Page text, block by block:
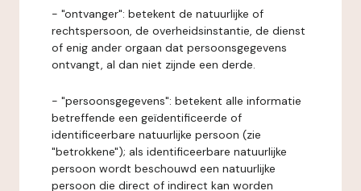
- "ontvanger": betekent de natuurlijke of
rechtspersoon, de overheidsinstantie, de dienst
of enig ander orgaan dat persoonsgegevens
ontvangt, al dan niet zijnde een derde.
- "persoonsgegevens": betekent alle informatie
betreffende een geïdentificeerde of
identificeerbare natuurlijke persoon (zie
"betrokkene"); als identificeerbare natuurlijke
persoon wordt beschouwd een natuurlijke
persoon die direct of indirect kan worden